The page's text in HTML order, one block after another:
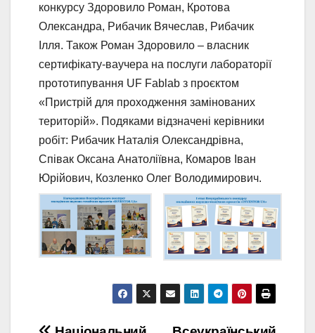
конкурсу Здоровило Роман, Кротова
Олександра, Рибачик Вячеслав, Рибачик
Ілля. Також Роман Здоровило ‒ власник
сертифікату-ваучера на послуги лабораторії
прототипування UF Fablab з проєктом
«Пристрій для проходження замінованих
територій». Подяками відзначені керівники
робіт: Рибачик Наталія Олександрівна,
Співак Оксана Анатоліївна, Комаров Іван
Юрійович, Козленко Олег Володимирович.